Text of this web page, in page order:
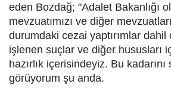
eden Bozdağ; "Adalet Bakanlığı
mevzuatımızı ve diğer
durumdaki cezai yaptırımlar
işlenen suçlar ve diğer hususları
hazırlık içerisindeyiz. Bu
görüyorum şu anda.